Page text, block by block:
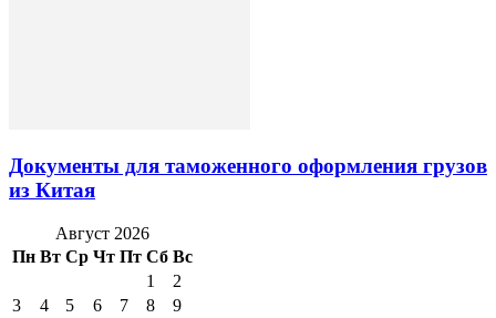
Документы для таможенного оформления грузов
из Китая
Август 2026
Пн Вт Ср Чт Пт Сб Вс
1
2
3
4 5 6 7 8
9